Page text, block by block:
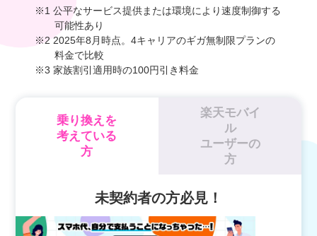
※1 公平なサービス提供または環境により速度制御する
可能性あり
※2 2025年8月時点。4キャリアのギガ無制限プランの
料金で比較
※3 家族割引適用時の100円引き料金
乗り換えを
考えている
方
楽天モバイ
ル
ユーザーの
方
未契約者の方必見！